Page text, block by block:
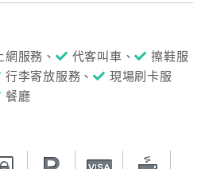
網服務、 代客叫車、
擦鞋服
行李寄放服務、
現場刷卡服
餐廳